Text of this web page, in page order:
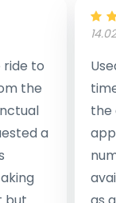
to
the
a
the